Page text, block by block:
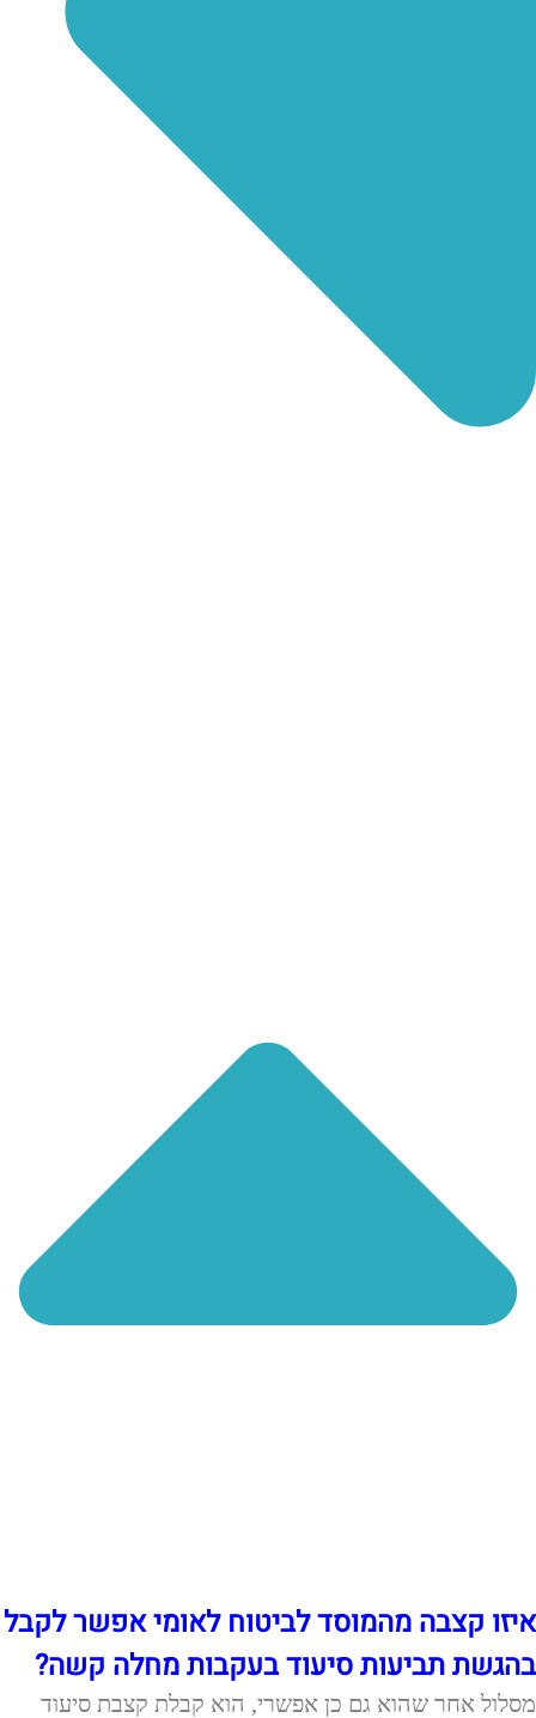
איזו קצבה מהמוסד לביטוח לאומי אפשר לקבל
בהגשת תביעות סיעוד בעקבות מחלה קשה?
מסלול אחר שהוא גם כן אפשרי, הוא קבלת קצבת סיעוד